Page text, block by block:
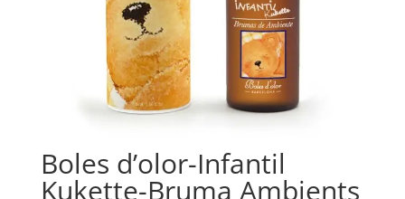
Boles d’olor-Infantil
Kukette-Bruma Ambients